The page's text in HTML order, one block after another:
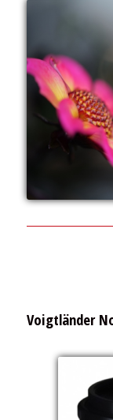
Voigtländer